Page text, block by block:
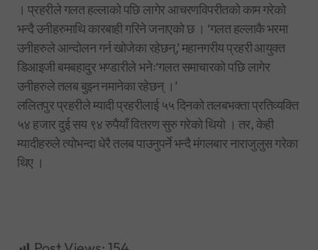
। प्रहरीले गलत हल्लाको पछि लागेर आचरणविपरीतको काम गरेको
भन्दै उनीहरुमाथि कारबाही गरिने जनाएको छ । ‘गलत हल्लाकै भरमा
उनीहरुले आन्दोलन गर्न खोजेका रहेछन्,’ महानगरीय प्रहरी आयुक्त
डिआइजी बमबहादुर भण्डारीले भनेः‘गलत समाचारको पछि लागेर
उनीहरुले तलब बुझ्न नमानेका रहेछन् ।’
ललितपुर प्रहरीले म्यादी प्रहरीलाई ५५ दिनको तलबभक्ता प्रतिव्यक्ति
५४ हजार दुई सय ९४ रुपैयाँ वितरण सुरु गरेको थियो । तर, केही
म्यादीहरुले त्योभन्दा धेरै तलब पाउनुपर्ने भन्दै मंगलबार नाराजुलुस गरेका
थिए ।